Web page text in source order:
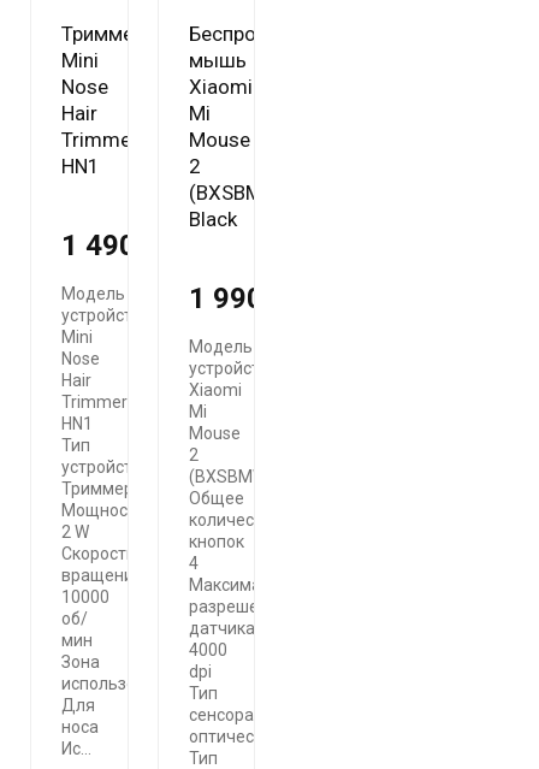
Триммер
Mini
Nose
Hair
Trimmer
HN1
1 490 ₽
Модель
устройства
Mini
Nose
Hair
Trimmer
HN1
Тип
устройства
Триммер
Мощность
2 W
Скорость
вращения
10000
об/
мин
Зона
использования
Для
носа
Ис...
Беспроводная
мышь
Xiaomi
Mi
Mouse
2
(BXSBMW02)
Black
1 990 ₽
Модель
устройства
Xiaomi
Mi
Mouse
2
(BXSBMW02)
Общее
количество
кнопок
4
Максимальное
разрешение
датчика
4000
dpi
Тип
сенсора
оптический
Тип